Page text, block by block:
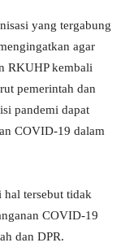
yang tergabung
agar
RKUHP kembali
pemerintah dan
pandemi dapat
COVID-19 dalam
tersebut tidak
COVID-19
dan DPR.